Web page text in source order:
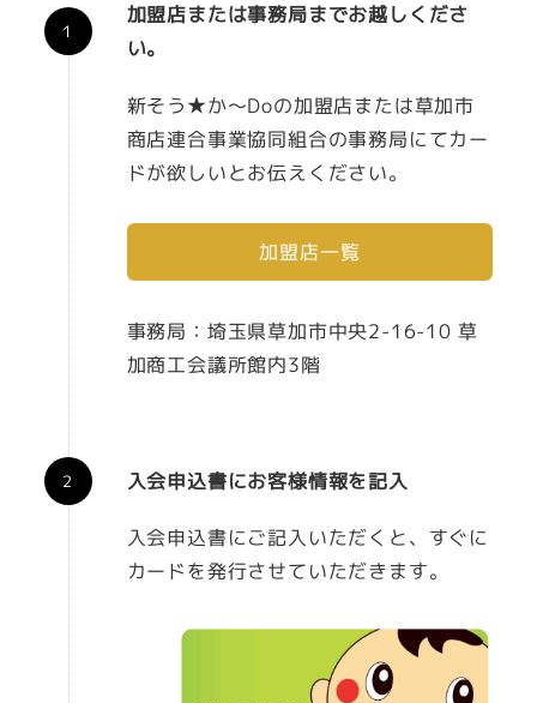
加盟店または事務局までお越しくださ
い。
新そう★か～Doの加盟店または草加市
商店連合事業協同組合の事務局にてカー
ドが欲しいとお伝えください。
加盟店一覧
事務局：埼玉県草加市中央2-16-10 草
加商工会議所館内3階
入会申込書にお客様情報を記入
入会申込書にご記入いただくと、すぐに
カードを発行させていただきます。